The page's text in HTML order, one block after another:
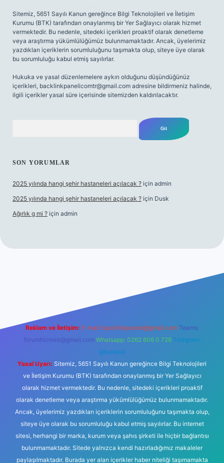
Sitemiz, 5651 Sayılı Kanun gereğince Bilgi Teknolojileri ve İletişim
Kurumu (BTK) tarafından onaylanmış bir Yer Sağlayıcı olarak hizmet
vermektedir. Bu nedenle, sitedeki içerikleri proaktif olarak denetleme
veya araştırma yükümlülüğümüz bulunmamaktadır. Ancak, üyelerimiz
yazdıkları içeriklerin sorumluluğunu taşımakta olup, siteye üye olarak
bu sorumluluğu kabul etmiş sayılırlar.
Hukuka ve yasal düzenlemelere aykırı olduğunu düşündüğünüz
içerikleri, backlinkpanelicomtr@gmail.com adresine bildirmeniz halinde,
ilgili içerikler yasal süre içerisinde sitemizden kaldırılacaktır.
SON YORUMLAR
2025 yılında hangi şehir hastaneleri açılacak ? için admin
2025 yılında hangi şehir hastaneleri açılacak ? için Dusk
Ağırlık g mi ? için admin
Reklam ve İletişim: E-mail: backlinkpaneli@gmail.com Teams:
forumhizmeti@gmail.com Whatsapp: 0262 606 0 726 Telegram:
@karabul
Yasal Uyarı: Sitemiz, 5651 Sayılı Kanun gereğince Bilgi Teknolojileri
ve İletişim Kurumu (BTK) tarafından onaylanmış bir Yer Sağlayıcı
olarak hizmet vermektedir. Bu nedenle, sitedeki içerikleri proaktif
olarak denetleme veya araştırma yükümlülüğümüz bulunmamaktadır.
Ancak, üyelerimiz yazdıkları içeriklerin sorumluluğunu taşımakta olup,
siteye üye olarak bu sorumluluğu kabul etmiş sayılırlar. Bu internet
sitesi, herhangi bir marka, kurum veya şahıs şirketi ile hiçbir bağlantısı
bulunmamaktadır. Sitede yalnızca kendi hazırladığımız makaleler
paylaşılmaktadır. Burada yer alan içerikler haber niteliği taşımamakta